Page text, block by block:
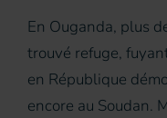
En Ouganda, plus
trouvé refuge,
en République
encore au Soudan.